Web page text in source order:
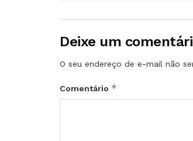
Deixe um
O seu endereço de e-mail não
Comentário *